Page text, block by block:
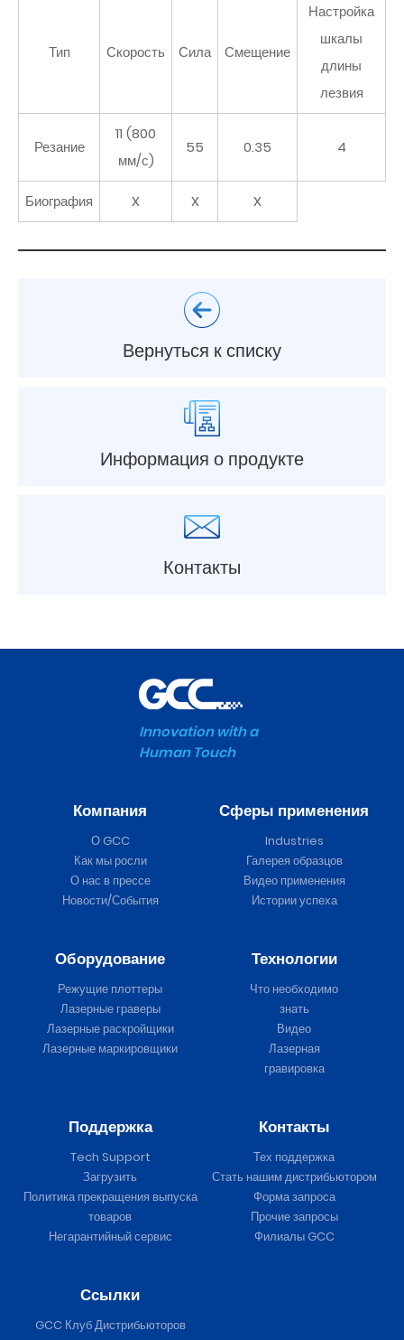
Тип Скорость Сила Смещение
Настройка
шкалы
длины
лезвия
Резание
11 (800
мм/с)
55 0.35 4
Биография X X X
Вернуться к списку
Информация о продукте
Контакты
Innovation with a
Human Touch
Компания
О GCC
Как мы росли
О нас в прессе
Новости/События
Сферы применения
Industries
Галерея образцов
Видео применения
Истории успеха
Оборудование
Режущие плоттеры
Лазерные граверы
Лазерные раскройщики
Лазерные маркировщики
Технологии
Что необходимо
знать
Видео
Лазерная
гравировка
Поддержка
Tech Support
Загрузить
Политика прекращения выпуска
товаров
Негарантийный сервис
Контакты
Тех поддержка
Стать нашим дистрибьютором
Форма запроса
Прочие запросы
Филиалы GCC
Ссылки
GCC Клуб Дистрибьюторов